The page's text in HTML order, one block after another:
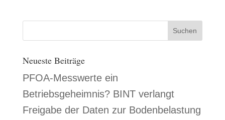
unsachlichen
persönlichen Angriffen
geht es um eine
konstruktive…
Neueste Beiträge
PFOA-Messwerte ein
Betriebsgeheimnis? BINT verlangt
Freigabe der Daten zur Bodenbelastung